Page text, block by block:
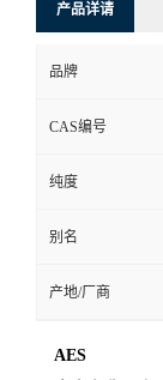
产品详请
品牌
CAS编号
纯度
别名
产地/厂商
AES